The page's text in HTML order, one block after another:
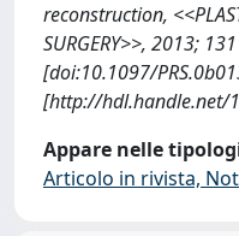
reconstruction,
SURGERY>>, 2013;
[doi:10.1097/
[http://hdl.handle.net/
Appare nelle
Articolo in rivista,